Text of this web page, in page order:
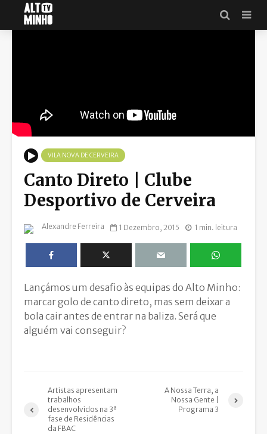
VILA NOVA DE CERVEIRA
Canto Direto | Clube
Desportivo de Cerveira
Alexandre Ferreira 1 Dezembro, 2015 1 min. leitura
Lançámos um desafio às equipas do Alto Minho:
marcar golo de canto direto, mas sem deixar a
bola cair antes de entrar na baliza. Será que
alguém vai conseguir?
Artistas apresentam
trabalhos
desenvolvidos na 3ª
fase de Residências
da FBAC
A Nossa Terra, a
Nossa Gente |
Programa 3